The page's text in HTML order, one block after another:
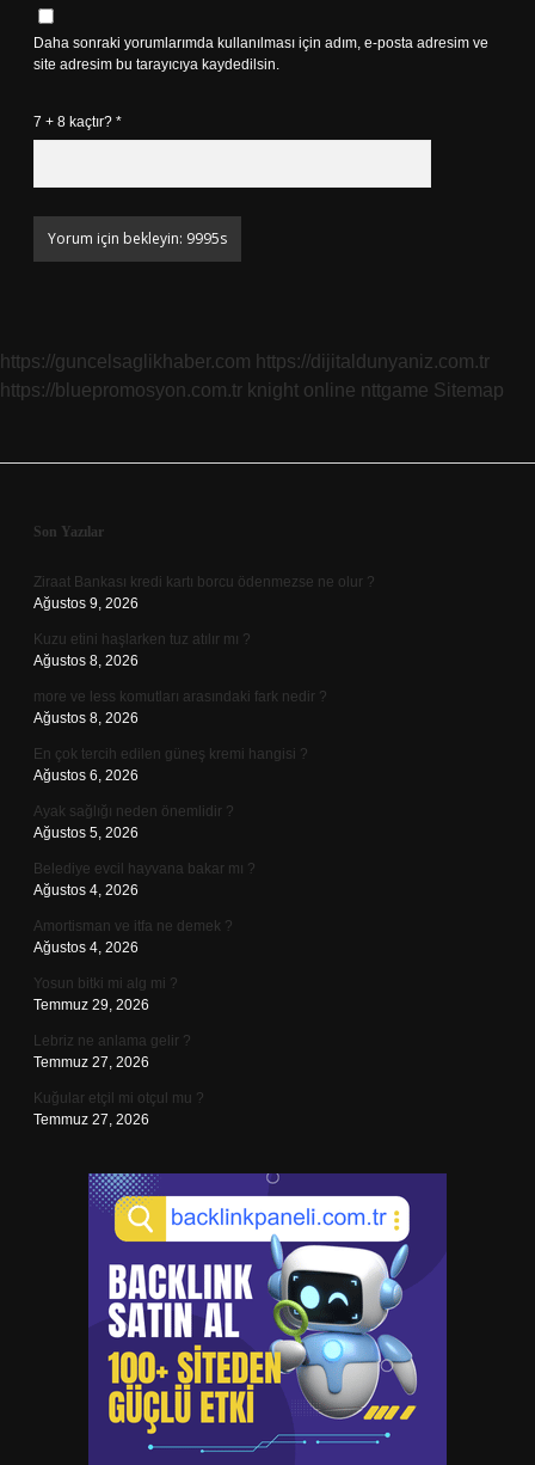
Daha sonraki yorumlarımda kullanılması için adım, e-posta adresim ve
site adresim bu tarayıcıya kaydedilsin.
7 + 8 kaçtır? *
https://guncelsaglikhaber.com https://dijitaldunyaniz.com.tr
https://bluepromosyon.com.tr knight online nttgame Sitemap
Sidebar
Son Yazılar
Ziraat Bankası kredi kartı borcu ödenmezse ne olur ?
Ağustos 9, 2026
Kuzu etini haşlarken tuz atılır mı ?
Ağustos 8, 2026
more ve less komutları arasındaki fark nedir ?
Ağustos 8, 2026
En çok tercih edilen güneş kremi hangisi ?
Ağustos 6, 2026
Ayak sağlığı neden önemlidir ?
Ağustos 5, 2026
Belediye evcil hayvana bakar mı ?
Ağustos 4, 2026
Amortisman ve itfa ne demek ?
Ağustos 4, 2026
Yosun bitki mi alg mi ?
Temmuz 29, 2026
Lebriz ne anlama gelir ?
Temmuz 27, 2026
Kuğular etçil mi otçul mu ?
Temmuz 27, 2026